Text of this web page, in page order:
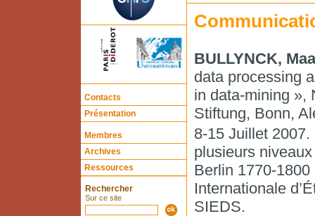
Contacts
Présentation
Membres
Archives
Ressources
Rechercher
Sur ce site
BULLYNCK,
data processing
in data-mining »,
Stiftung, Bonn,
8-15 Juillet
plusieurs
Berlin 1770-
Internationale
SIEDS.